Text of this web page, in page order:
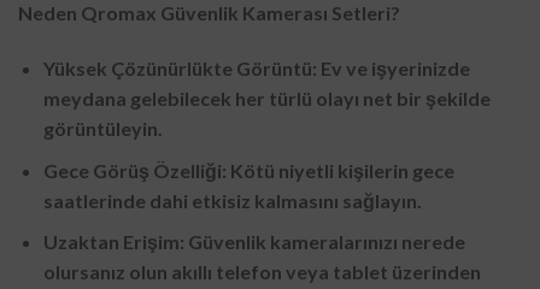
Neden Qromax Güvenlik Kamerası Setleri?
Yüksek Çözünürlükte Görüntü: Ev ve işyerinizde
meydana gelebilecek her türlü olayı net bir şekilde
görüntüleyin.
Gece Görüş Özelliği: Kötü niyetli kişilerin gece
saatlerinde dahi etkisiz kalmasını sağlayın.
Uzaktan Erişim: Güvenlik kameralarınızı nerede
olursanız olun akıllı telefon veya tablet üzerinden